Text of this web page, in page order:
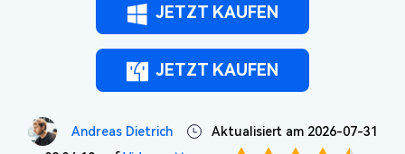
JETZT KAUFEN
JETZT KAUFEN
Andreas Dietrich
Aktualisiert am 2026-07-31